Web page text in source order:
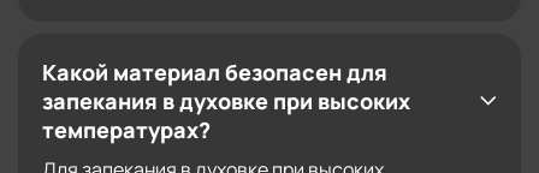
Какой материал безопасен для
запекания в духовке при высоких
температурах?